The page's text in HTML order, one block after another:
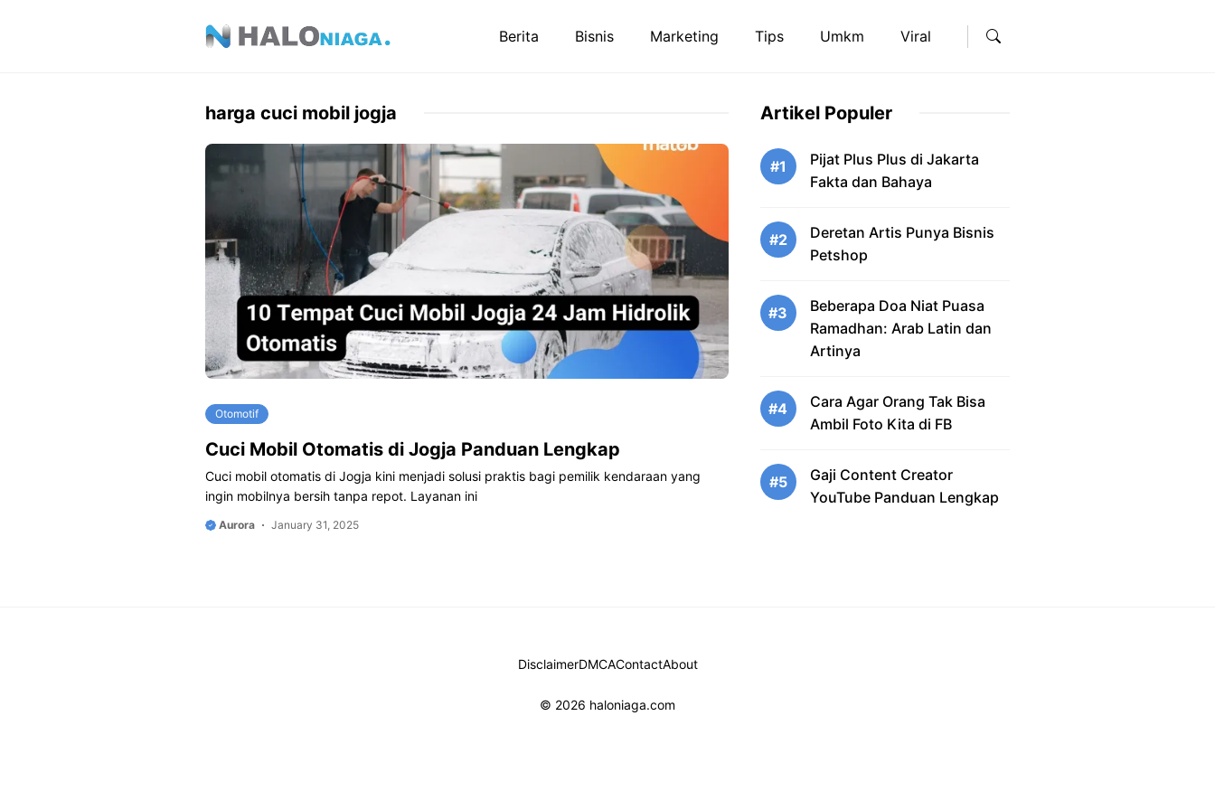
Berita Bisnis Marketing Tips Umkm Viral
harga cuci mobil jogja
Otomotif
Cuci Mobil Otomatis di Jogja Panduan Lengkap
Cuci mobil otomatis di Jogja kini menjadi solusi praktis bagi pemilik kendaraan yang
ingin mobilnya bersih tanpa repot. Layanan ini
Aurora January 31, 2025
Artikel Populer
#1
Pijat Plus Plus di Jakarta
Fakta dan Bahaya
#2
Deretan Artis Punya Bisnis
Petshop
#3
Beberapa Doa Niat Puasa
Ramadhan: Arab Latin dan
Artinya
#4
Cara Agar Orang Tak Bisa
Ambil Foto Kita di FB
#5
Gaji Content Creator
YouTube Panduan Lengkap
DisclaimerDMCAContactAbout
© 2026 haloniaga.com